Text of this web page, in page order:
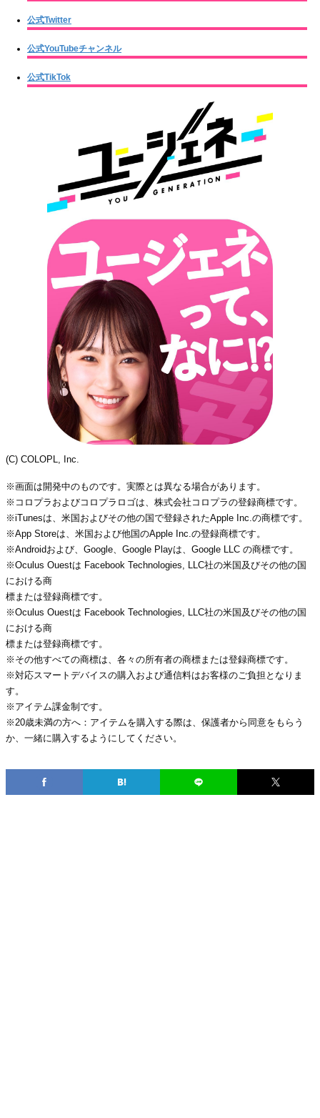
公式Twitter
公式YouTubeチャンネル
公式TikTok
(C) COLOPL, Inc.
※画面は開発中のものです。実際とは異なる場合があります。
※コロプラおよびコロプラロゴは、株式会社コロプラの登録商標です。
※iTunesは、米国およびその他の国で登録されたApple Inc.の商標です。
※App Storeは、米国および他国のApple Inc.の登録商標です。
※Androidおよび、Google、Google Playは、Google LLC の商標です。
※Oculus Ouestは Facebook Technologies, LLC社の米国及びその他の国
における商
標または登録商標です。
※Oculus Ouestは Facebook Technologies, LLC社の米国及びその他の国
における商
標または登録商標です。
※その他すべての商標は、各々の所有者の商標または登録商標です。
※対応スマートデバイスの購入および通信料はお客様のご負担となりま
す。
※アイテム課金制です。
※20歳未満の方へ：アイテムを購入する際は、保護者から同意をもらう
か、一緒に購入するようにしてください。